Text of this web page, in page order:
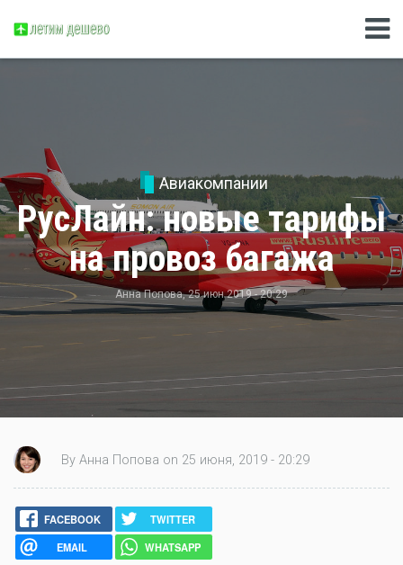
Авиакомпании
РусЛайн: новые тарифы
на провоз багажа
Анна Попова, 25 июн 2019 - 20:29
By Анна Попова on 25 июня, 2019 - 20:29
FACEBOOK
TWITTER
EMAIL
WHATSAPP